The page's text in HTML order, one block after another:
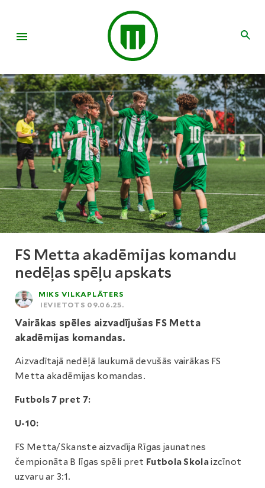
FS Metta akadēmijas komandu
nedēļas spēļu apskats
MIKS VILKAPLĀTERS
IEVIETOTS 09.06.25.
Vairākas spēles aizvadījušas FS Metta
akadēmijas komandas.
Aizvadītajā nedēļā laukumā devušās vairākas FS
Metta akadēmijas komandas.
Futbols 7 pret 7:
U-10:
FS Metta/Skanste aizvadīja Rīgas jaunatnes
čempionāta B līgas spēli pret Futbola Skolaizcīnot
uzvaru ar 3:1.